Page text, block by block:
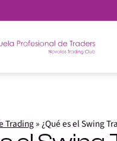
Trading»¿Qué es el Swing